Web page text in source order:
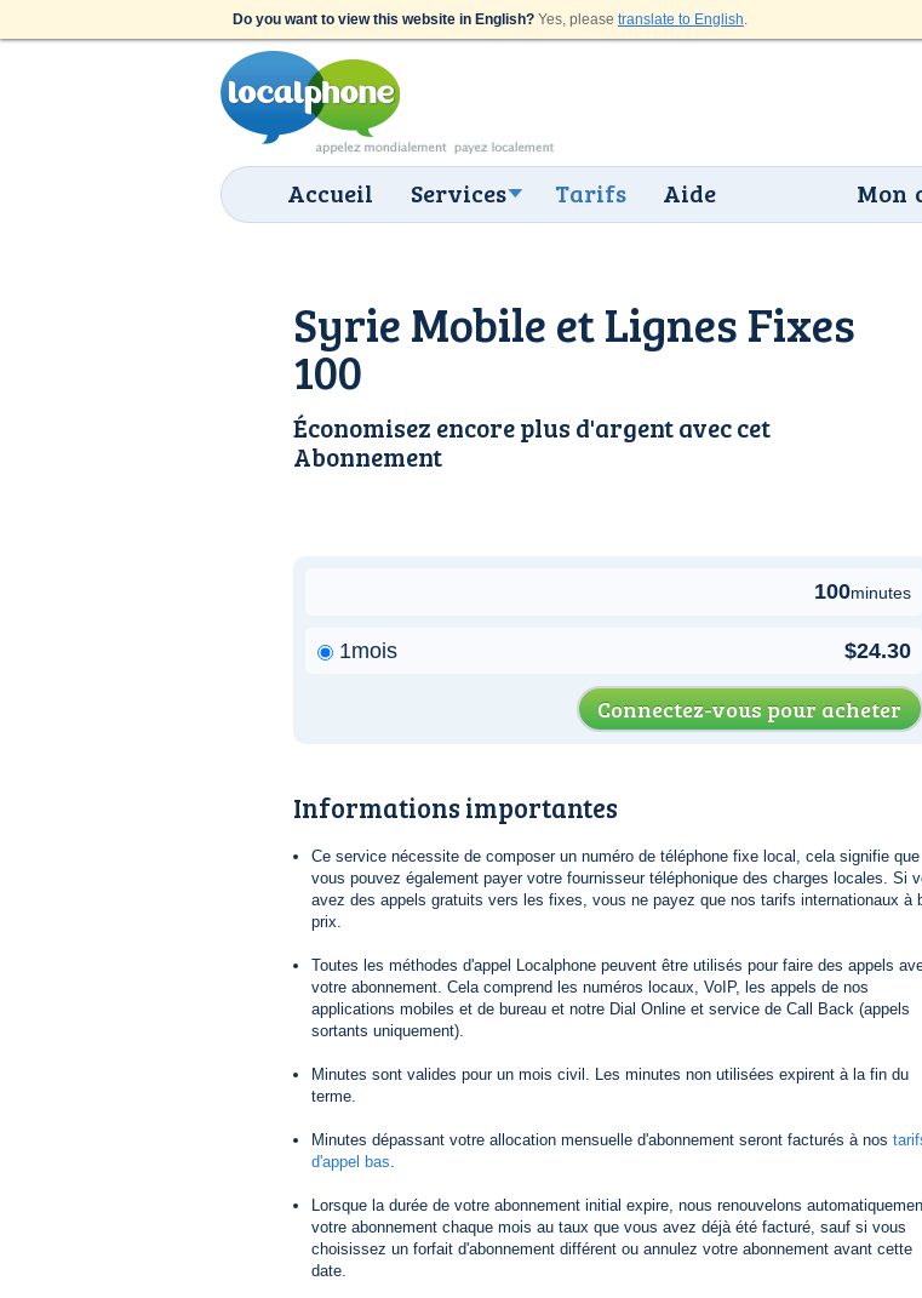
Do you want to view this website in English? Yes, please translate to English.
Accueil Services Tarifs Aide Mon
Syrie Mobile et Lignes Fixes
100
Économisez encore plus d'argent avec cet
Abonnement
100minutes
1mois $24.30
Connectez-vous pour acheter
Informations importantes
Ce service nécessite de composer un numéro de téléphone fixe local, cela signifie que
vous pouvez également payer votre fournisseur téléphonique des charges locales. Si
avez des appels gratuits vers les fixes, vous ne payez que nos tarifs internationaux à
prix.
Toutes les méthodes d'appel Localphone peuvent être utilisés pour faire des appels
votre abonnement. Cela comprend les numéros locaux, VoIP, les appels de nos
applications mobiles et de bureau et notre Dial Online et service de Call Back (appels
sortants uniquement).
Minutes sont valides pour un mois civil. Les minutes non utilisées expirent à la fin du
terme.
Minutes dépassant votre allocation mensuelle d'abonnement seront facturés à nos
d'appel bas.
Lorsque la durée de votre abonnement initial expire, nous renouvelons
votre abonnement chaque mois au taux que vous avez déjà été facturé, sauf si vous
choisissez un forfait d'abonnement différent ou annulez votre abonnement avant cette
date.